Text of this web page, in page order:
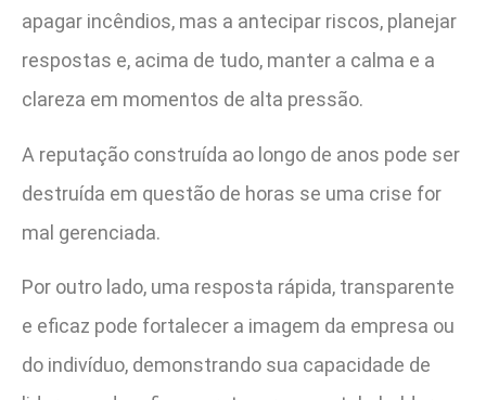
apagar incêndios, mas a antecipar riscos, planejar
respostas e, acima de tudo, manter a calma e a
clareza em momentos de alta pressão.
A reputação construída ao longo de anos pode ser
destruída em questão de horas se uma crise for
mal gerenciada.
Por outro lado, uma resposta rápida, transparente
e eficaz pode fortalecer a imagem da empresa ou
do indivíduo, demonstrando sua capacidade de